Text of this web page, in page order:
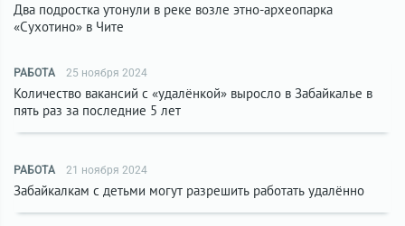
Два подростка утонули в реке возле этно-археопарка
«Сухотино» в Чите
РАБОТА 25 ноября 2024
Количество вакансий с «удалёнкой» выросло в Забайкалье в
пять раз за последние 5 лет
РАБОТА 21 ноября 2024
Забайкалкам с детьми могут разрешить работать удалённо